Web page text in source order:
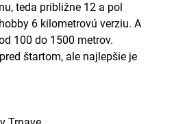
teda približne 12 a pol
6 kilometrovú verziu. A
100 do 1500 metrov.
štartom, ale najlepšie je